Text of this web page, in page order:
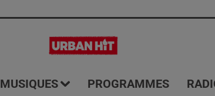
MUSIQUES PROGRAMMES